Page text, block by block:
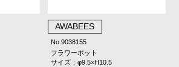
AWABEES
No.9038155
フラワーポット
サイズ：φ9.5×H10.5